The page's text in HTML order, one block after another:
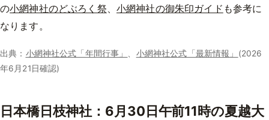
の小網神社のどぶろく祭、 小網神社の御朱印ガイド も参考に
なります。
出典： 小網神社公式「年間行事」 、 小網神社公式「最新情報」 (2026
年6月21日確認)
日本橋日枝神社：6月30日午前11時の夏越大